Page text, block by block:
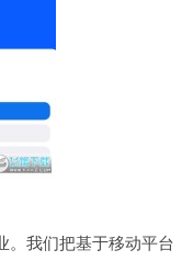
。我们把基于移动平台